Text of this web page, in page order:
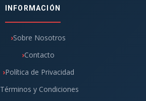
INFORMACIÓN
Sobre Nosotros
Contacto
Política de Privacidad
Términos y Condiciones